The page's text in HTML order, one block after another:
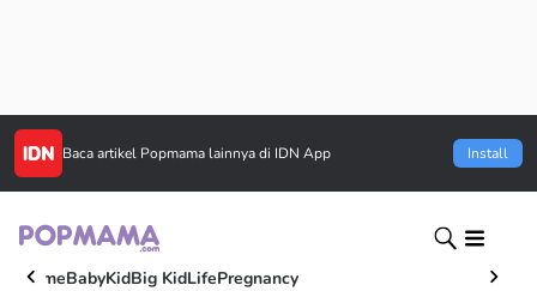
Baca artikel Popmama lainnya di IDN App Install
HomeBabyKidBig KidLifePregnancy